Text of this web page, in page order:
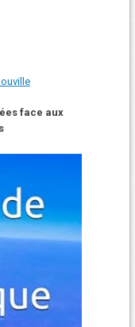
face aux